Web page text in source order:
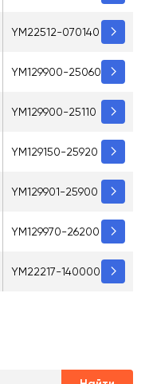
YM22512-070140
YM129900-25060
YM129900-25110
YM129150-25920
YM129901-25900
YM129970-26200
YM22217-140000